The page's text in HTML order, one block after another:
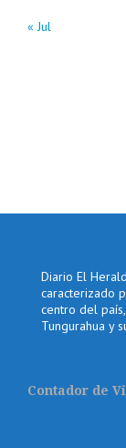
« Jul
Diario El
caracterizado
centro del
Tungurahua y
Contador de